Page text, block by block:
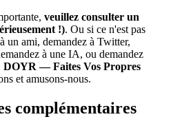
veuillez consulter un
!). Ou si ce n'est pas
un ami, demandez à Twitter,
à une IA, ou demandez
DOYR — Faites Vos Propres
et amusons-nous.
complémentaires